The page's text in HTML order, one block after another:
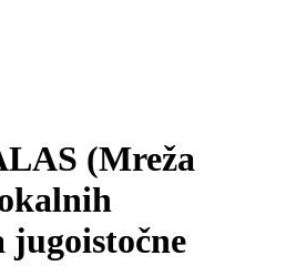
(Mreža
jugoistočne